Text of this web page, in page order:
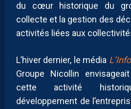
du cœur historique du
collecte et la gestion des
activités liées aux
L’hiver dernier, le média
Groupe Nicollin
cette activité
développement de